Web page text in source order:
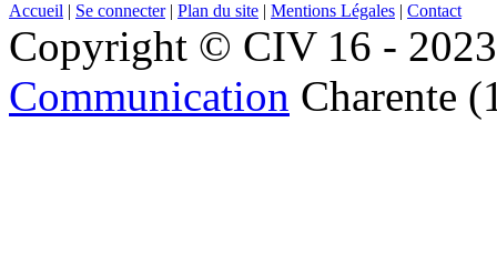
Accueil | Se connecter| Plan du site | Mentions Légales | Contact
Copyright © CIV 16 -
Communication Charente